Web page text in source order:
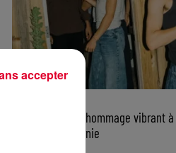
Parcels rend un hommage vibrant
scène en Californie
accepter